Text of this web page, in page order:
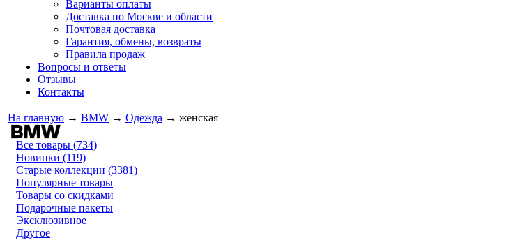
Варианты оплаты
Доставка по Москве и области
Почтовая доставка
Гарантия, обмены, возвраты
Правила продаж
Вопросы и ответы
Отзывы
Контакты
На главную → BMW → Одежда → женская
Все товары (734)
Новинки (119)
Старые коллекции (3381)
Популярные товары
Товары со скидками
Подарочные пакеты
Эксклюзивное
Другое